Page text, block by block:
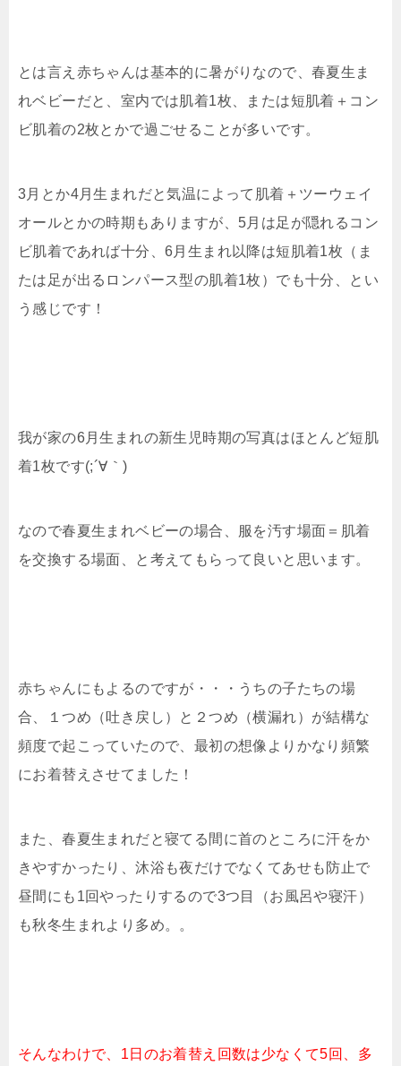
とは言え赤ちゃんは基本的に暑がりなので、春夏生ま
れベビーだと、室内では肌着1枚、または短肌着＋コン
ビ肌着の2枚とかで過ごせることが多いです。
3月とか4月生まれだと気温によって肌着＋ツーウェイ
オールとかの時期もありますが、5月は足が隠れるコン
ビ肌着であれば十分、6月生まれ以降は短肌着1枚（ま
たは足が出るロンパース型の肌着1枚）でも十分、とい
う感じです！
我が家の6月生まれの新生児時期の写真はほとんど短肌
着1枚です(;´∀｀)
なので春夏生まれベビーの場合、服を汚す場面＝肌着
を交換する場面、と考えてもらって良いと思います。
赤ちゃんにもよるのですが・・・うちの子たちの場
合、１つめ（吐き戻し）と２つめ（横漏れ）が結構な
頻度で起こっていたので、最初の想像よりかなり頻繁
にお着替えさせてました！
また、春夏生まれだと寝てる間に首のところに汗をか
きやすかったり、沐浴も夜だけでなくてあせも防止で
昼間にも1回やったりするので3つ目（お風呂や寝汗）
も秋冬生まれより多め。。
そんなわけで、1日のお着替え回数は少なくて5回、多